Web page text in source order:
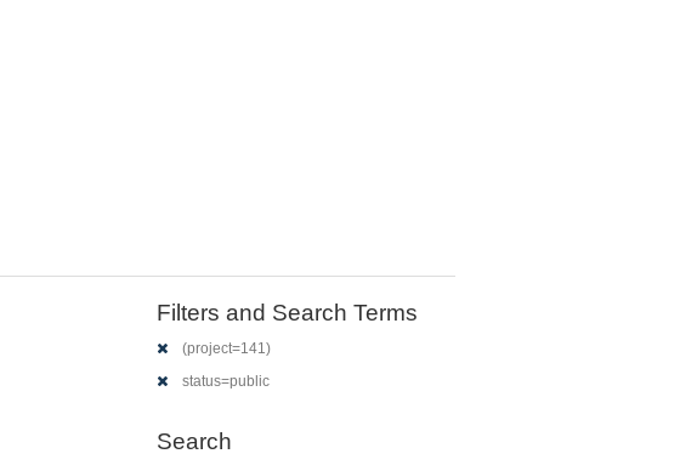
Filters and Search Terms
(project=141)
status=public
Search